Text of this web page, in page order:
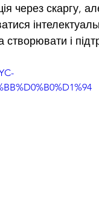
через скаргу,
і